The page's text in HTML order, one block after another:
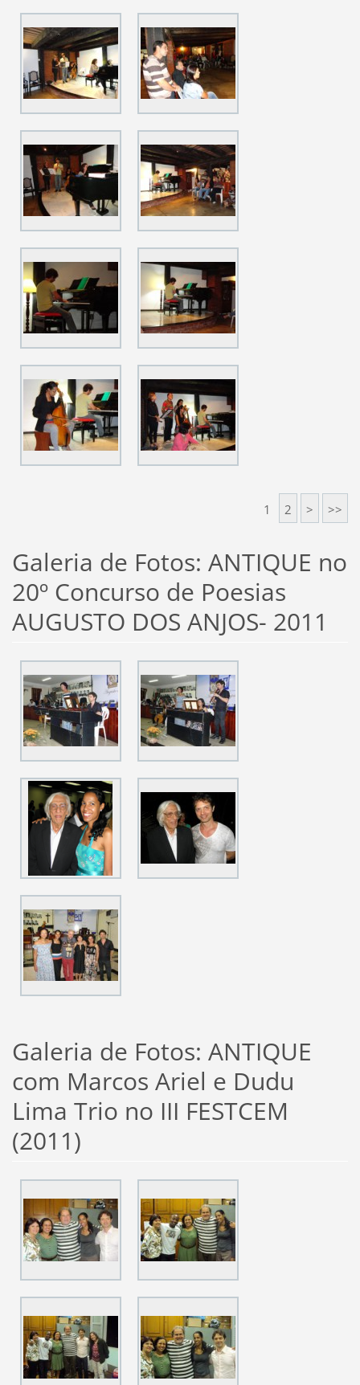
1 2 > >>
Galeria de Fotos: ANTIQUE no
20º Concurso de Poesias
AUGUSTO DOS ANJOS- 2011
Galeria de Fotos: ANTIQUE
com Marcos Ariel e Dudu
Lima Trio no III FESTCEM
(2011)